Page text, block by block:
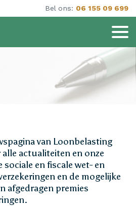
Bel ons: 06 155 09 699
van Loonbelasting
actualiteiten en onze
en fiscale wet- en
en de mogelijke
afgedragen premies